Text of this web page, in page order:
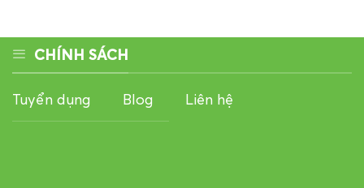
CHÍNH SÁCH
Tuyển dụng Blog Liên hệ